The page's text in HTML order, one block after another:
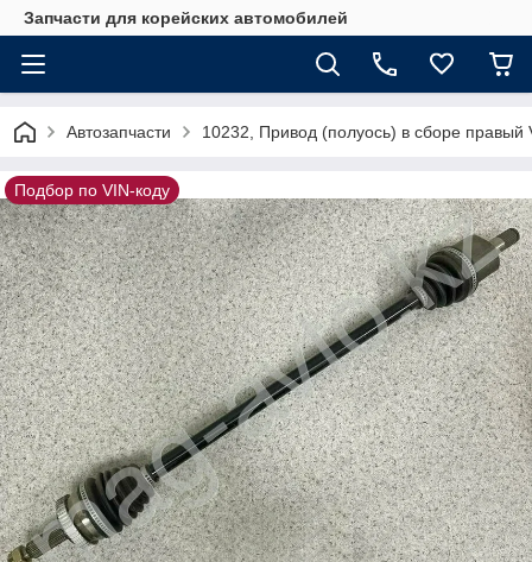
Запчасти для корейских автомобилей
Автозапчасти 10232, Привод (полуось) в сборе правый
Подбор по VIN-коду